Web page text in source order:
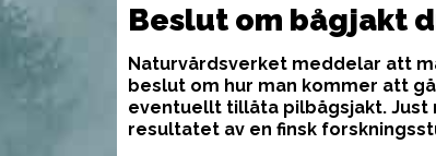
Beslut om bågjakt
Naturvårdsverket meddelar att
beslut om hur man kommer att
eventuellt tillåta pilbågsjakt. Just
resultatet av en finsk
kan få nytt Locka fram drömbocken